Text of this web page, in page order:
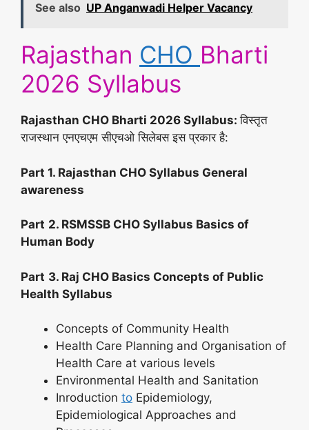
See also UP Anganwadi Helper Vacancy
Rajasthan CHO Bharti
2026 Syllabus
Rajasthan CHO Bharti 2026 Syllabus:विस्तृत
राजस्थान एनएचएम सीएचओ सिलेबस इस प्रकार है:
Part 1. Rajasthan CHO Syllabus General
awareness
Part 2. RSMSSB CHO Syllabus Basics of
Human Body
Part 3. Raj CHO Basics Concepts of Public
Health Syllabus
Concepts of Community Health
Health Care Planning and Organisation of
Health Care at various levels
Environmental Health and Sanitation
Inroduction to Epidemiology,
Epidemiological Approaches and